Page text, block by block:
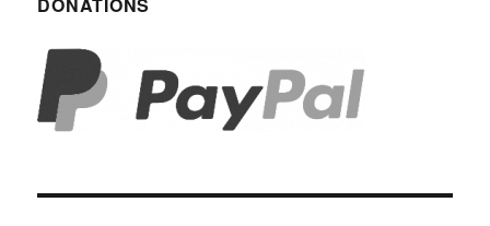
DONATIONS